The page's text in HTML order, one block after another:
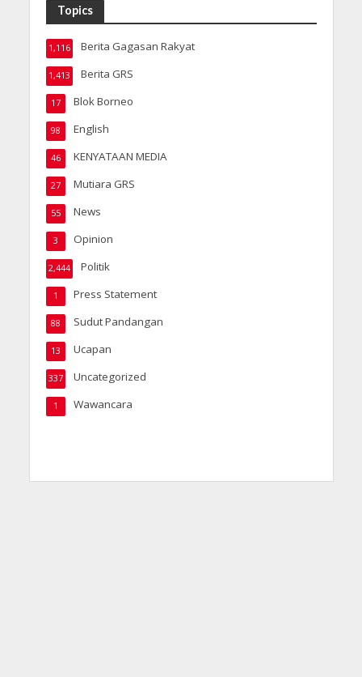
Topics
Berita Gagasan Rakyat
1,116
Berita GRS
1,413
Blok Borneo
17
English
98
KENYATAAN MEDIA
46
Mutiara GRS
27
News
55
Opinion
3
Politik
2,444
Press Statement
1
Sudut Pandangan
88
Ucapan
13
Uncategorized
337
Wawancara
1